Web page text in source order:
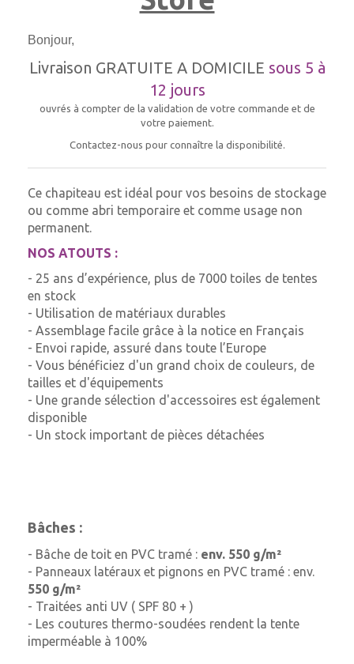
Bonjour,
Livraison GRATUITE A DOMICILE sous 5 à
12 jours
ouvrés à compter de la validation de votre commande et de
votre paiement.
Contactez-nous pour connaître la disponibilité.
Ce chapiteau est idéal pour vos besoins de stockage
ou comme abri temporaire et comme usage non
permanent.
NOS ATOUTS :
- 25 ans d’expérience, plus de 7000 toiles de tentes
en stock
- Utilisation de matériaux durables
- Assemblage facile grâce à la notice en Français
- Envoi rapide, assuré dans toute l’Europe
- Vous bénéficiez d'un grand choix de couleurs, de
tailles et d'équipements
- Une grande sélection d'accessoires est également
disponible
- Un stock important de pièces détachées
Bâches :
- Bâche de toit en PVC tramé : env. 550 g/m²
- Panneaux latéraux et pignons en PVC tramé : env.
550 g/m²
- Traitées anti UV ( SPF 80 + )
- Les coutures thermo-soudées rendent la tente
imperméable à 100%